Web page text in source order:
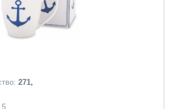
271,